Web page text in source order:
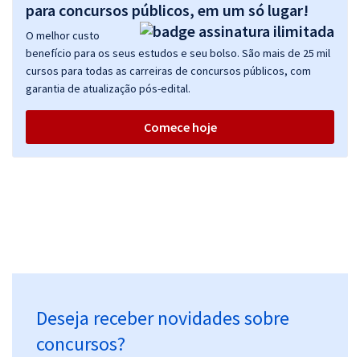
para concursos públicos, em um só lugar!
O melhor custo
benefício para os seus estudos e seu bolso. São mais de 25 mil
cursos para todas as carreiras de concursos públicos, com
garantia de atualização pós-edital.
Comece hoje
Deseja receber novidades sobre
concursos?